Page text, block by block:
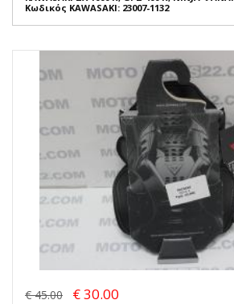
Κωδικός KAWASAKI: 23007-1132
€ 45.00 € 30.00